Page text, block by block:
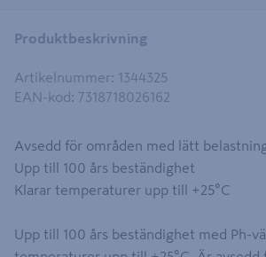
Produktbeskrivning
Artikelnummer: 1344325
EAN-kod : 7318718026162
Avsedd för områden med lätt
Upp till 100 års beständighet
Klarar temperaturer upp till +25°C
Upp till 100 års beständighet med Ph-